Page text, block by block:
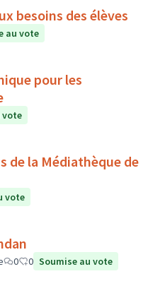
besoins des élèves
au vote
pour les
vote
de la Médiathèque de
vote
0 0 Soumise au vote